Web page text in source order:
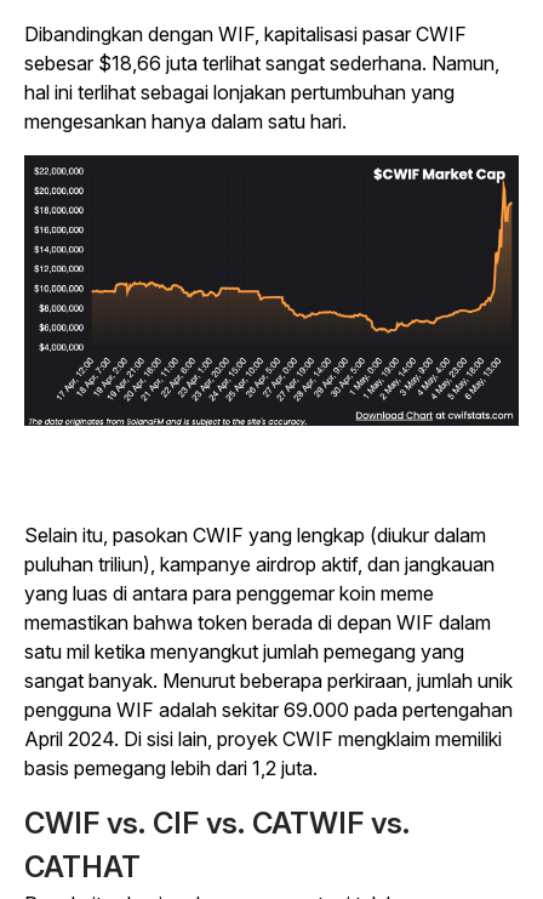
Dibandingkan dengan WIF, kapitalisasi pasar CWIF
sebesar $18,66 juta terlihat sangat sederhana. Namun,
hal ini terlihat sebagai lonjakan pertumbuhan yang
mengesankan hanya dalam satu hari.
Selain itu, pasokan CWIF yang lengkap (diukur dalam
puluhan triliun), kampanye airdrop aktif, dan jangkauan
yang luas di antara para penggemar koin meme
memastikan bahwa token berada di depan WIF dalam
satu mil ketika menyangkut jumlah pemegang yang
sangat banyak. Menurut beberapa perkiraan, jumlah unik
pengguna WIF adalah sekitar 69.000 pada pertengahan
April 2024. Di sisi lain, proyek CWIF mengklaim memiliki
basis pemegang lebih dari 1,2 juta.
CWIF vs. CIF vs. CATWIF vs.
CATHAT